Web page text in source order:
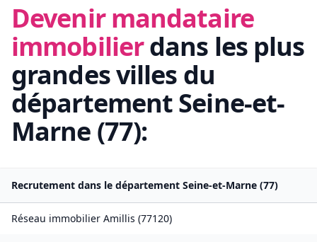
Devenir mandataire
immobilierdans les plus
grandes villes du
départementSeine-et-
Marne (77):
Recrutement dans le département Seine-et-Marne (77)
Réseau immobilier Amillis (77120)